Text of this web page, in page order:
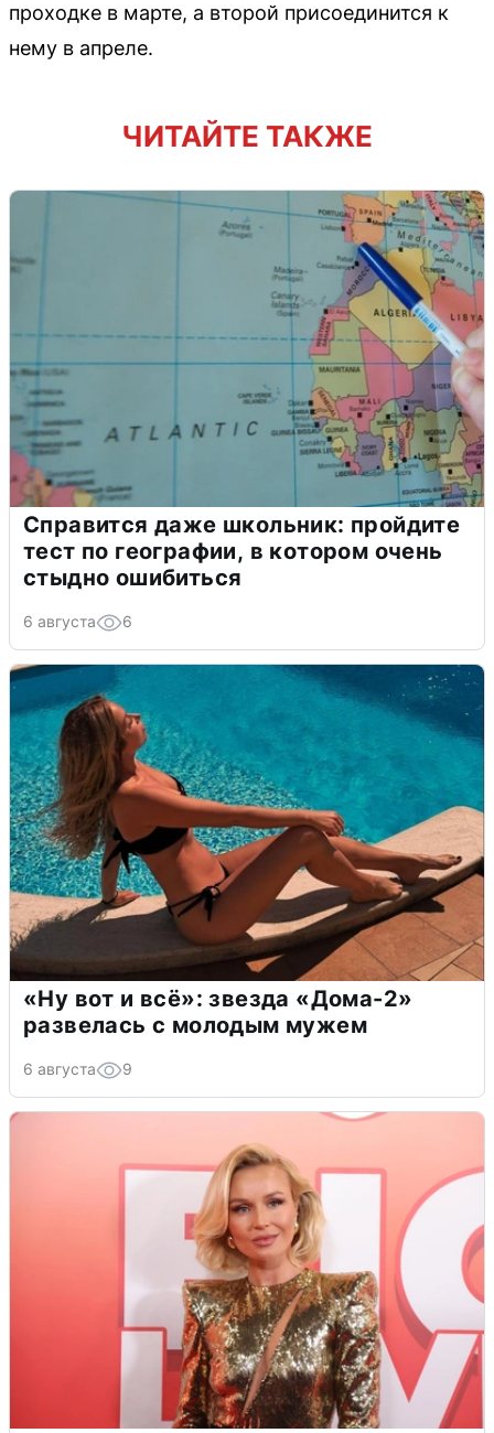
проходке в марте, а второй присоединится к
нему в апреле.
ЧИТАЙТЕ ТАКЖЕ
Справится даже школьник: пройдите
тест по географии, в котором очень
стыдно ошибиться
6 августа 6
«Ну вот и всё»: звезда «Дома-2»
развелась с молодым мужем
6 августа 9